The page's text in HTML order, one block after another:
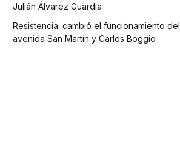
Julián Álvarez Guardia
Resistencia: cambió el funcionamiento
avenida San Martín y Carlos Boggio